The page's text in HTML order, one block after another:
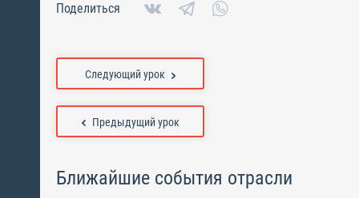
Поделиться
Предыдущий урок
Следующий урок
Ближайшие события отрасли